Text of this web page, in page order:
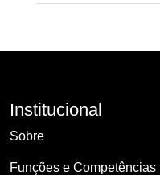
Institucional
Sobre
Funções e Competências